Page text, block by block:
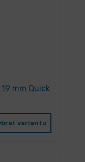
mm Quick
variantu